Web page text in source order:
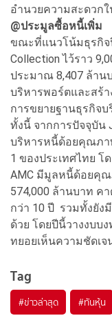
อำนวยความสะดวก
@ประมูลซื้อหนี้เพิ่ม
ขณะที่แนวโน้มธุรกิจ
Collection ไว้ราว
ประมาณ 8,407 ล้าน
บริหารพอร์ตและสร้า
การขยายฐานธุรกิจ
ทั้งนี้ จากการปัจจุบัน
บริหารหนี้ด้อยคุณภา
1 ของประเทศไทย โ
AMC มีมูลหนี้ด้อยคุ
574,000 ล้านบาท ค
กว่า 10 ปี รวมทั้งยัง
ด้วย โดยปีนี้วางงบบ
ทยอยเห็นความชัดเ
Tag
#ข่าวล่าสุด #ทันหุ้น